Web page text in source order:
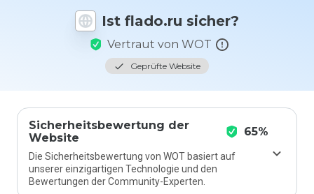
Ist flado.ru sicher?
Vertraut von WOT
Geprüfte Website
Sicherheitsbewertung der
Website
65%
Die Sicherheitsbewertung von WOT basiert auf
unserer einzigartigen Technologie und den
Bewertungen der Community-Experten.